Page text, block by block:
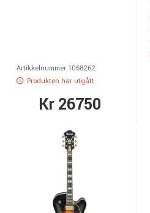
Artikkelnummer 1068262
Produkten har utgått
Kr 26750